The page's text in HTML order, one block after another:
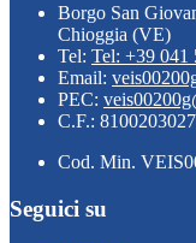
Borgo San
Chioggia (VE)
Tel: Tel: +39 041
Email:
PEC:
C.F.:
Cod. Min.
Seguici su